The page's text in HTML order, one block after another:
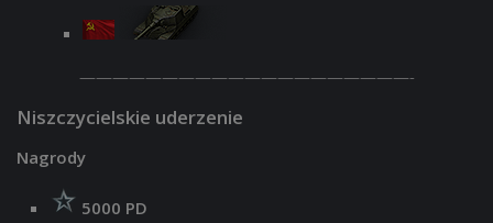
————————————————————-
Niszczycielskie uderzenie
Nagrody
5000 PD